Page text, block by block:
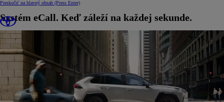
Preskočiť na hlavný obsah (Press Enter)
Systém eCall. Keď záleží na každej sekunde.